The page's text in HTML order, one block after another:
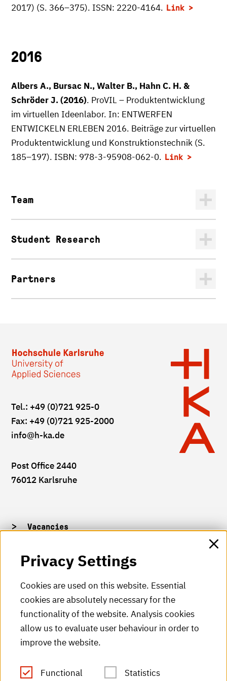
2017) (S. 366–375). ISSN: 2220-4164. Link
2016
Albers A., Bursac N., Walter B., Hahn C. H. &
Schröder J. (2016). ProVIL – Produktentwicklung
im virtuellen Ideenlabor. In: ENTWERFEN
ENTWICKELN ERLEBEN 2016. Beiträge zur virtuellen
Produktentwicklung und Konstruktionstechnik (S.
185–197). ISBN: 978-3-95908-062-0. Link
Team
Student Research
Partners
Tel.: +49 (0)721 925-0
Fax: +49 (0)721 925-2000
info@h-ka.de
Post Office 2440
76012 Karlsruhe
Vacancies
HKA Shop
Privacy Settings
Cookies are used on this website. Essential
cookies are absolutely necessary for the
functionality of the website. Analysis cookies
allow us to evaluate user behaviour in order to
improve the website.
Functional Statistics